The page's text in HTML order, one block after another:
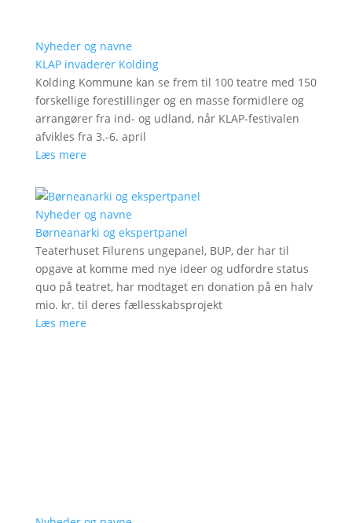
Nyheder og navne
KLAP invaderer Kolding
Kolding Kommune kan se frem til 100 teatre med 150
forskellige forestillinger og en masse formidlere og
arrangører fra ind- og udland, når KLAP-festivalen
afvikles fra 3.-6. april
Læs mere
Nyheder og navne
Børneanarki og ekspertpanel
Teaterhuset Filurens ungepanel, BUP, der har til
opgave at komme med nye ideer og udfordre status
quo på teatret, har modtaget en donation på en halv
mio. kr. til deres fællesskabsprojekt
Læs mere